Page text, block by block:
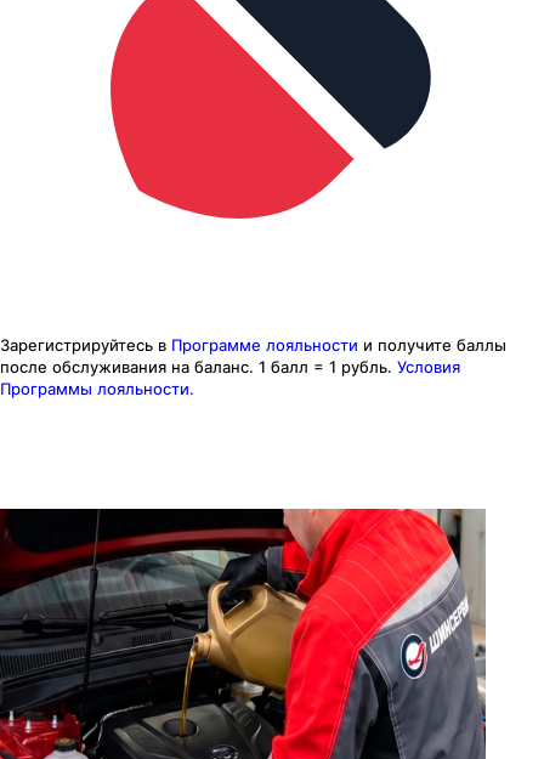
Зарегистрируйтесь в Программе лояльности и получите баллы
после обслуживания на баланс. 1 балл = 1 рубль. Условия
Программы лояльности.